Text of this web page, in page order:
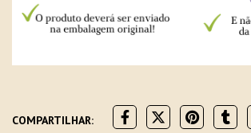
COMPARTILHAR: